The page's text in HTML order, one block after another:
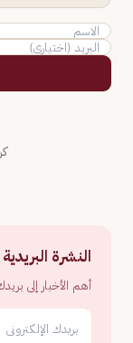
النشرة البريدية
أهم الأخبار إلى